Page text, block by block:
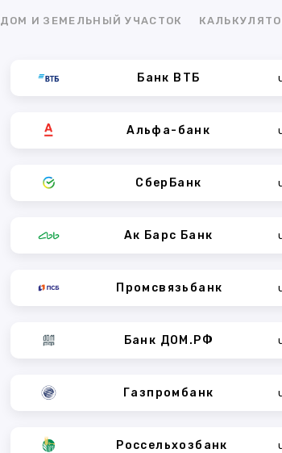
ДОМ И ЗЕМЕЛЬНЫЙ УЧАСТОК
Банк ВТБ
Альфа-банк
СберБанк
Ак Барс Банк
Промсвязьбанк
Банк ДОМ.РФ
Газпромбанк
Россельхозбанк